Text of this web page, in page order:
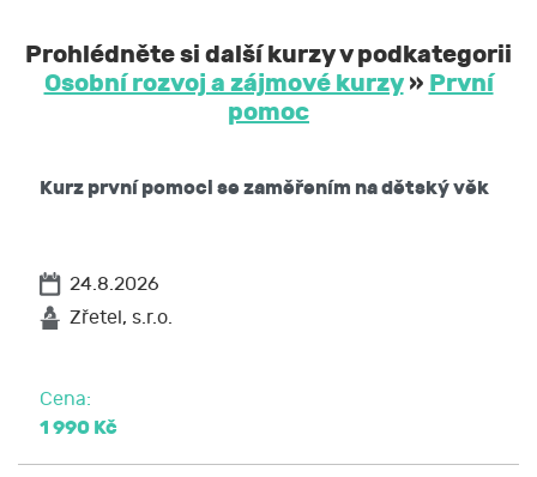
Prohlédněte si další kurzy v podkategorii
Osobní rozvoj a zájmové kurzy» První
pomoc
Kurz první pomoci se zaměřením na dětský věk
24.8.2026
Zřetel, s.r.o.
Cena:
1 990 Kč